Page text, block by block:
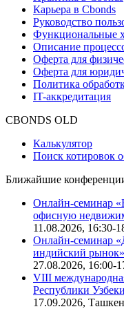
Для клиентов
О нас
Безопасность
Практика в Cbonds
Карьера в Cbonds
Руководство
Функциональные
Описание
Оферта для
Оферта для
IT-аккредитация
Поиск котировок
Ближайшие
Онлайн-семинар
офисную
11.08.2026, 16:30-
Онлайн-семинар
индийский рынок»